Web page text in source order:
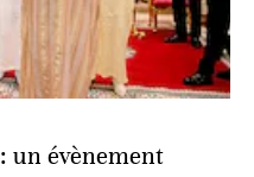
un évènement